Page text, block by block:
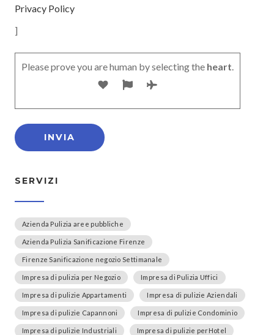
Privacy Policy
]
Please prove you are human by selecting the heart.
SERVIZI
Azienda Pulizia aree pubbliche
Azienda Pulizia Sanificazione Firenze
Firenze Sanificazione negozio Settimanale
Impresa di pulizia per Negozio Impresa di Pulizia Uffici
Impresa di pulizie Appartamenti Impresa di pulizie Aziendali
Impresa di pulizie Capannoni Impresa di pulizie Condominio
Impresa di pulizie Industriali Impresa di pulizie perHotel